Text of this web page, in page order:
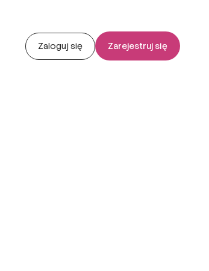
Zaloguj się Zarejestruj się